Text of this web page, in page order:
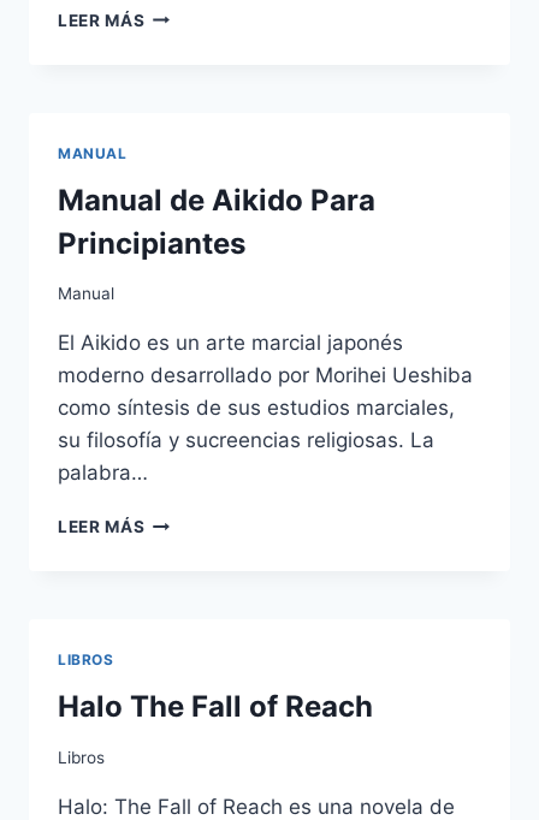
LEER MÁS ALIEN
MANUAL
Manual de Aikido Para
Principiantes
Manual
El Aikido es un arte marcial japonés
moderno desarrollado por Morihei Ueshiba
como síntesis de sus estudios marciales,
su filosofía y sucreencias religiosas. La
palabra…
LEER MÁS MANUAL
LIBROS
Halo The Fall of Reach
Libros
Halo: The Fall of Reach es una novela de